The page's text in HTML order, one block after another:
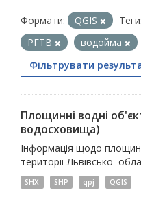
Формати: QGIS Теги:
РГТВ
водойма
Фільтрувати
Площинні водні
водосховища)
Інформація щодо
території Львівської
SHX SHP qpj QGIS